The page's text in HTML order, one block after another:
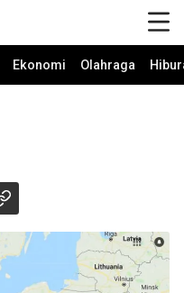
Ekonomi Olahraga